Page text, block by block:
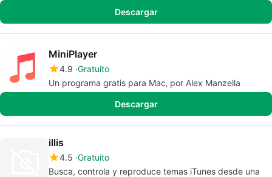
Descargar
MiniPlayer
4.9 Gratuito
Un programa gratis para Mac‚ por Alex Manzella
Descargar
illis
4.5 Gratuito
Busca, controla y reproduce temas iTunes desde una